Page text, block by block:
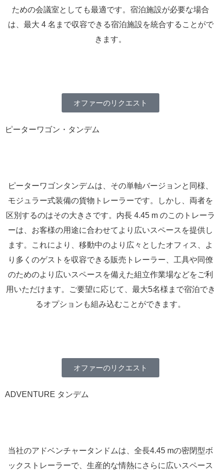
ための会議室としても最適です。宿泊施設が必要な場合
は、最大 4 名まで収容できる宿泊施設を統合することがで
きます。
オファーのリクエスト
ピーターワゴン・タンデム
ピーターワゴンタンデムは、その単軸バージョンと同様、
モジュラー式装備の貨物トレーラーです。しかし、両者を
区別するのはその大きさです。内長 4.45 m のこのトレーラ
ーは、お客様の用途に合わせてより広いスペースを提供し
ます。これにより、移動中のより広々としたオフィス、よ
り多くのゲストを収容できる販売トレーラー、工具や同僚
のためのより広いスペースを備えた組立作業場などをご利
用いただけます。ご要望に応じて、最大5名様まで宿泊でき
るオプションも組み込むことができます。
オファーのリクエスト
ADVENTURE タンデム
当社のアドベンチャータンドムは、全長4.45 mの密閉型ボ
ックストレーラーで、生産的な情熱にさらに広いスペース